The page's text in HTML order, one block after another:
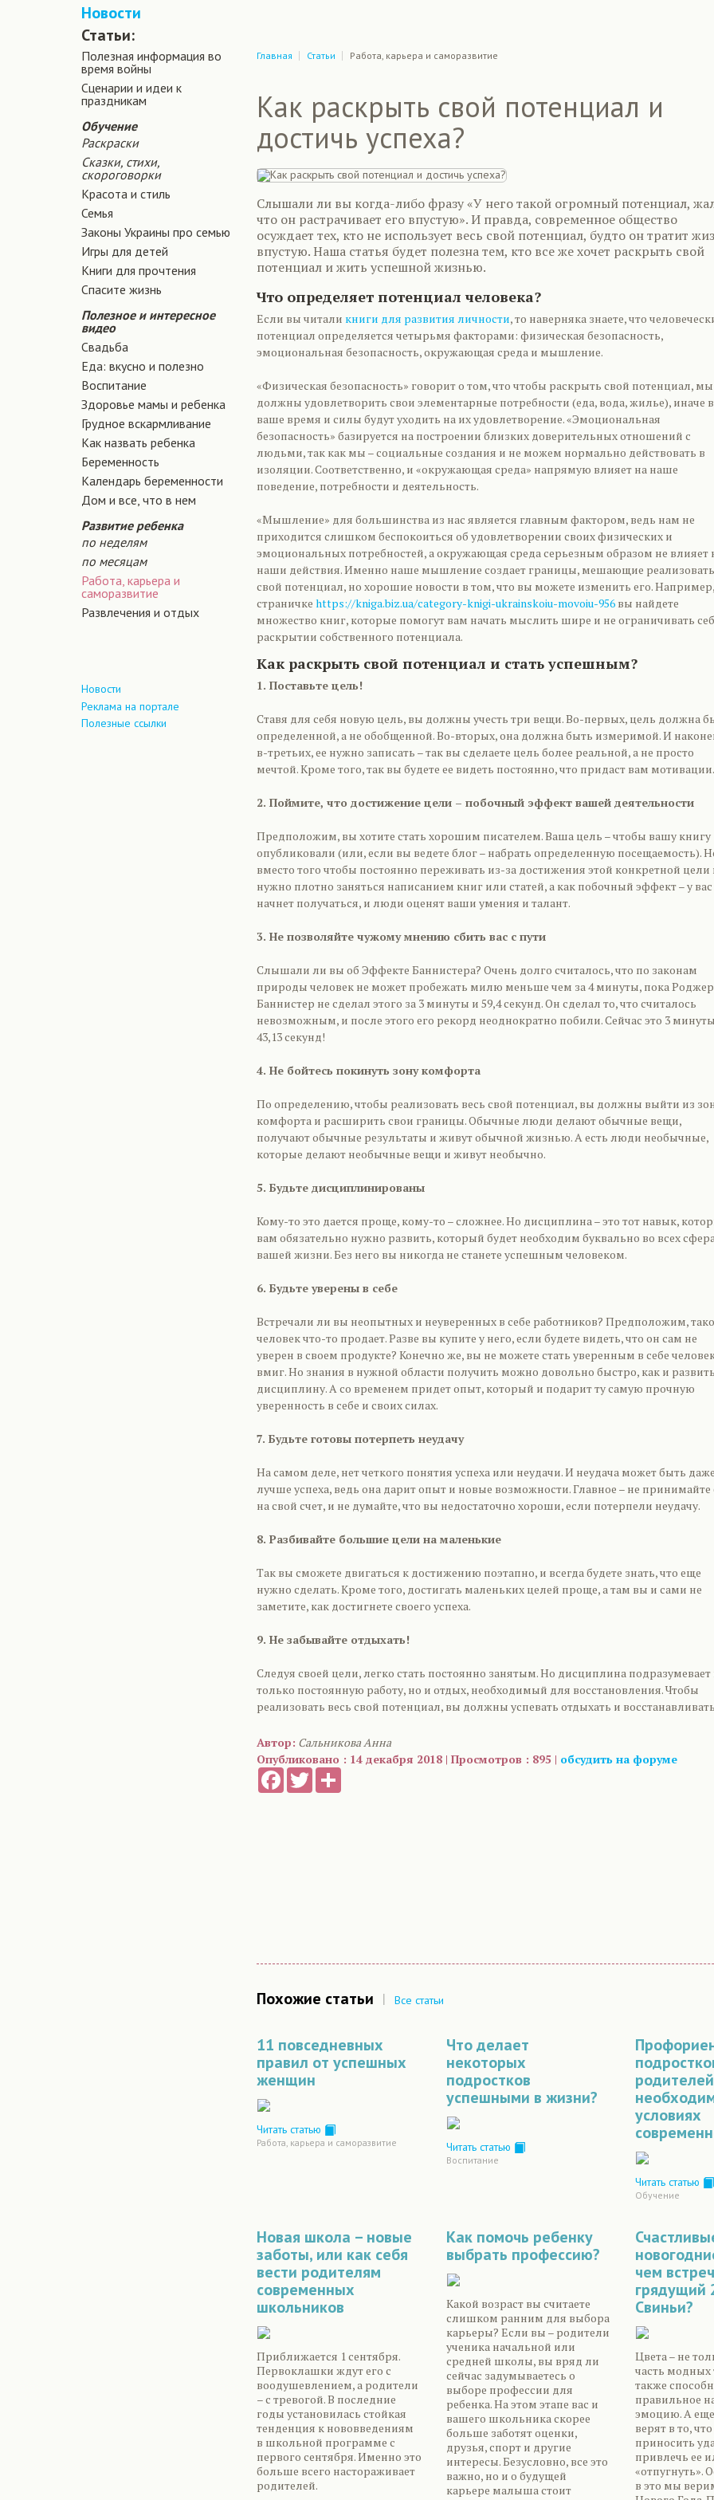
Новости
Статьи:
Полезная информация во
время войны
Сценарии и идеи к
праздникам
Обучение
Раскраски
Сказки, стихи,
скороговорки
Красота и стиль
Семья
Законы Украины про семью
Игры для детей
Книги для прочтения
Спасите жизнь
Полезное и интересное
видео
Свадьба
Еда: вкусно и полезно
Воспитание
Здоровье мамы и ребенка
Грудное вскармливание
Как назвать ребенка
Беременность
Календарь беременности
Дом и все, что в нем
Развитие ребенка
по неделям
по месяцам
Работа, карьера и
саморазвитие
Развлечения и отдых
Новости
Реклама на портале
Полезные ссылки
Главная Статьи Работа, карьера и саморазвитие
Как раскрыть свой потенциал и
достичь успеха?
Слышали ли вы когда-либо фразу «У него такой огромный потенциал,
что он растрачивает его впустую». И правда, современное общество
осуждает тех, кто не использует весь свой потенциал, будто он тратит
впустую. Наша статья будет полезна тем, кто все же хочет раскрыть свой
потенциал и жить успешной жизнью.
Что определяет потенциал человека?
Если вы читали книги для развития личности, то наверняка знаете, что
потенциал определяется четырьмя факторами: физическая безопасность,
эмоциональная безопасность, окружающая среда и мышление.
«Физическая безопасность» говорит о том, что чтобы раскрыть свой потенциал, мы
должны удовлетворить свои элементарные потребности (еда, вода, жилье), иначе
ваше время и силы будут уходить на их удовлетворение. «Эмоциональная
безопасность» базируется на построении близких доверительных отношений с
людьми, так как мы – социальные создания и не можем нормально действовать в
изоляции. Соответственно, и «окружающая среда» напрямую влияет на наше
поведение, потребности и деятельность.
«Мышление» для большинства из нас является главным фактором, ведь нам не
приходится слишком беспокоиться об удовлетворении своих физических и
эмоциональных потребностей, а окружающая среда серьезным образом не влияет
наши действия. Именно наше мышление создает границы, мешающие реализовать
свой потенциал, но хорошие новости в том, что вы можете изменить его.
страничке https://kniga.biz.ua/category-knigi-ukrainskoiu-movoiu-956 вы найдете
множество книг, которые помогут вам начать мыслить шире и не ограничивать
раскрытии собственного потенциала.
Как раскрыть свой потенциал и стать успешным?
1. Поставьте цель!
Ставя для себя новую цель, вы должны учесть три вещи. Во-первых, цель должна
определенной, а не обобщенной. Во-вторых, она должна быть измеримой. И
в-третьих, ее нужно записать – так вы сделаете цель более реальной, а не просто
мечтой. Кроме того, так вы будете ее видеть постоянно, что придаст вам мотивации.
2. Поймите, что достижение цели – побочный эффект вашей деятельности
Предположим, вы хотите стать хорошим писателем. Ваша цель – чтобы вашу книгу
опубликовали (или, если вы ведете блог – набрать определенную посещаемость).
вместо того чтобы постоянно переживать из-за достижения этой конкретной цели
нужно плотно заняться написанием книг или статей, а как побочный эффект – у вас
начнет получаться, и люди оценят ваши умения и талант.
3. Не позволяйте чужому мнению сбить вас с пути
Слышали ли вы об Эффекте Баннистера? Очень долго считалось, что по законам
природы человек не может пробежать милю меньше чем за 4 минуты, пока Роджер
Баннистер не сделал этого за 3 минуты и 59,4 секунд. Он сделал то, что считалось
невозможным, и после этого его рекорд неоднократно побили. Сейчас это 3 минуты
43,13 секунд!
4. Не бойтесь покинуть зону комфорта
По определению, чтобы реализовать весь свой потенциал, вы должны выйти из
комфорта и расширить свои границы. Обычные люди делают обычные вещи,
получают обычные результаты и живут обычной жизнью. А есть люди необычные,
которые делают необычные вещи и живут необычно.
5. Будьте дисциплинированы
Кому-то это дается проще, кому-то – сложнее. Но дисциплина – это тот навык,
вам обязательно нужно развить, который будет необходим буквально во всех
вашей жизни. Без него вы никогда не станете успешным человеком.
6. Будьте уверены в себе
Встречали ли вы неопытных и неуверенных в себе работников? Предположим,
человек что-то продает. Разве вы купите у него, если будете видеть, что он сам не
уверен в своем продукте? Конечно же, вы не можете стать уверенным в себе
вмиг. Но знания в нужной области получить можно довольно быстро, как и развить
дисциплину. А со временем придет опыт, который и подарит ту самую прочную
уверенность в себе и своих силах.
7. Будьте готовы потерпеть неудачу
На самом деле, нет четкого понятия успеха или неудачи. И неудача может быть даже
лучше успеха, ведь она дарит опыт и новые возможности. Главное – не принимайте
на свой счет, и не думайте, что вы недостаточно хороши, если потерпели неудачу.
8. Разбивайте большие цели на маленькие
Так вы сможете двигаться к достижению поэтапно, и всегда будете знать, что еще
нужно сделать. Кроме того, достигать маленьких целей проще, а там вы и сами не
заметите, как достигнете своего успеха.
9. Не забывайте отдыхать!
Следуя своей цели, легко стать постоянно занятым. Но дисциплина подразумевает
только постоянную работу, но и отдых, необходимый для восстановления. Чтобы
реализовать весь свой потенциал, вы должны успевать отдыхать и
Автор: Сальникова Анна
Опубликовано : 14 декабря 2018 | Просмотров : 895 | обсудить на форуме
FacebookTwitter
Похожие статьи | Все статьи
11 повседневных
правил от успешных
женщин
Читать статью
Работа, карьера и саморазвитие
Что делает
некоторых
подростков
успешными в жизни?
Читать статью
Воспитание
условиях
Читать статью
Обучение
Новая школа – новые
заботы, или как себя
вести родителям
современных
школьников
Приближается 1 сентября.
Первоклашки ждут его с
воодушевлением, а родители
– с тревогой. В последние
годы установилась стойкая
тенденция к нововведениям
в школьной программе с
первого сентября. Именно это
больше всего настораживает
родителей.
Как помочь ребенку
выбрать профессию?
Какой возраст вы считаете
слишком ранним для выбора
карьеры? Если вы – родители
ученика начальной или
средней школы, вы вряд ли
сейчас задумываетесь о
выборе профессии для
ребенка. На этом этапе вас и
вашего школьника скорее
больше заботят оценки,
друзья, спорт и другие
интересы. Безусловно, все это
важно, но и о будущей
карьере малыша стоит
чем
грядущий
Свиньи?
Цвета – не
часть модных
также
правильное
эмоцию. А
верят в то,
приносить
привлечь ее
«отпугнуть».
в это мы